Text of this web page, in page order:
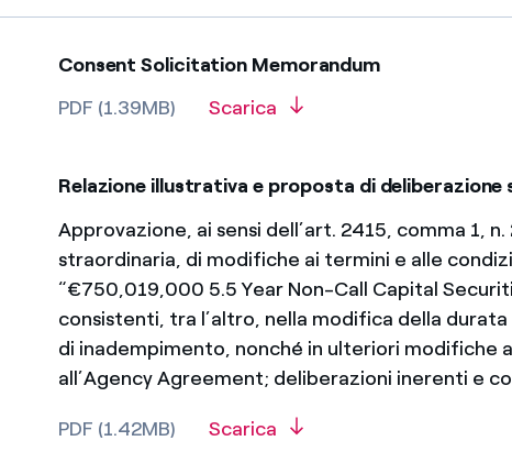
Consent Solicitation Memorandum
PDF (1.39MB)
Scarica
Relazione illustrativa e proposta di deliberazione
Approvazione, ai sensi dell’art. 2415, comma 1,
straordinaria, di modifiche ai termini e alle
“€750,019,000 5.5 Year Non-Call Capital
consistenti, tra l’altro, nella modifica della
di inadempimento, nonché in ulteriori modifiche
all’Agency Agreement; deliberazioni inerenti e
PDF (1.42MB) Scarica